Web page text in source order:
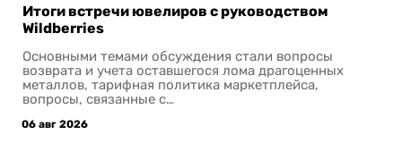
Итоги встречи ювелиров с руководством
Wildberries
Основными темами обсуждения стали вопросы
возврата и учета оставшегося лома драгоценных
металлов, тарифная политика маркетплейса,
вопросы, связанные с…
06 авг 2026